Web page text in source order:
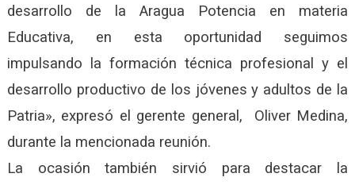
desarrollo de la Aragua Potencia en materia
Educativa, en esta oportunidad seguimos
impulsando la formación técnica profesional y el
desarrollo productivo de los jóvenes y adultos de la
Patria», expresó el gerente general, Oliver Medina,
durante la mencionada reunión.
La ocasión también sirvió para destacar la